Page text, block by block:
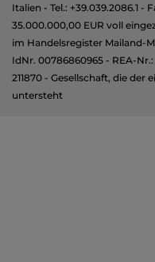
Italien - Tel.: +39.039.2086.1 -
35.000.000,00 EUR voll
im Handelsregister Mailand-
IdNr. 00786860965 - REA-
211870 - Gesellschaft, die
untersteht